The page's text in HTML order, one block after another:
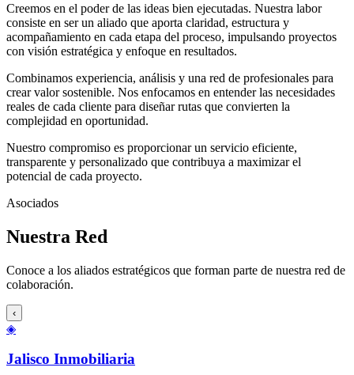
Creemos en el poder de las ideas bien ejecutadas. Nuestra labor
consiste en ser un aliado que aporta claridad, estructura y
acompañamiento en cada etapa del proceso, impulsando proyectos
con visión estratégica y enfoque en resultados.
Combinamos experiencia, análisis y una red de profesionales para
crear valor sostenible. Nos enfocamos en entender las necesidades
reales de cada cliente para diseñar rutas que convierten la
complejidad en oportunidad.
Nuestro compromiso es proporcionar un servicio eficiente,
transparente y personalizado que contribuya a maximizar el
potencial de cada proyecto.
Asociados
Nuestra Red
Conoce a los aliados estratégicos que forman parte de nuestra red de
colaboración.
‹
◈
Jalisco Inmobiliaria